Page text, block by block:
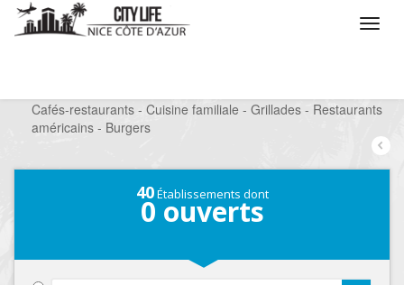
Cafés-restaurants - Cuisine familiale - Grillades - Restaurants
américains - Burgers
40Établissements dont
0 ouverts